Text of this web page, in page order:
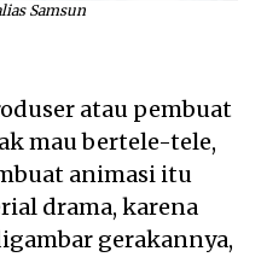
Samsun
atau pembuat
mau bertele-tele,
animasi itu
drama, karena
gerakannya,